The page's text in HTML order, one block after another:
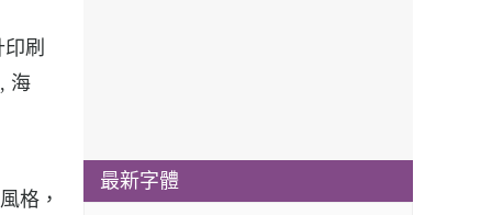
刷
海
格，
最新字體